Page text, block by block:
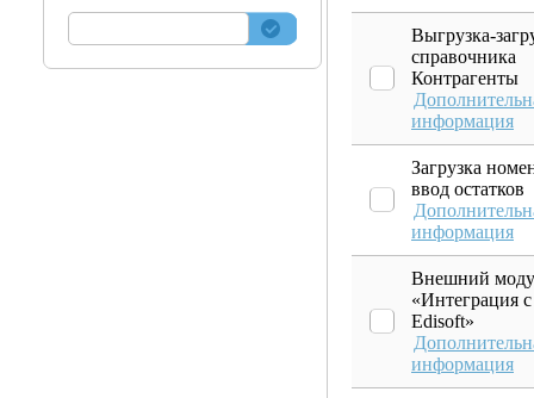
Выгрузка-
справочника
Контрагенты
информация
Загрузка
ввод остатков
информация
Внешний
«Интеграция
Edisoft»
информация